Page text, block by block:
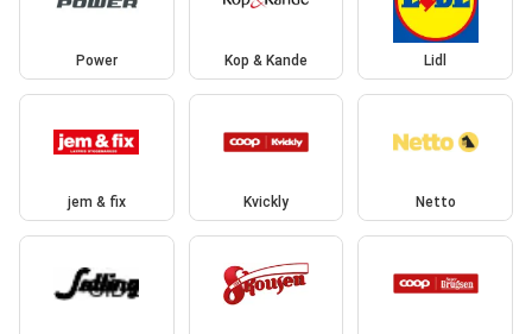
Power Kop & Kande Lidl
jem & fix Kvickly Netto